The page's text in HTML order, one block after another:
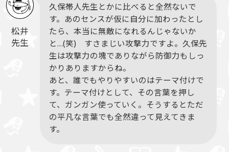
松井
先生
久保帯人先生とかに比べると全然ないで
す。あのセンスが仮に自分に加わったとし
たら、本当に無敵になれるんじゃないか
と…(笑) すさまじい攻撃力ですよ。久保先
生は攻撃力の塊でありながら防御力もしっ
かりありますからね。
あと、誰でもやりやすいのはテーマ付けで
す。テーマ付けとして、その言葉を押し
て、ガンガン使っていく。そうするとただ
の平凡な言葉でも全然違って見えてきま
す。